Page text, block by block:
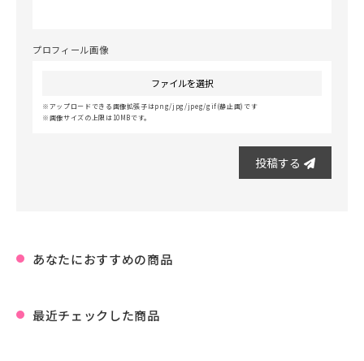
プロフィール画像
ファイルを選択
アップロードできる画像拡張子はpng/jpg/jpeg/gif(静止画)です
画像サイズの上限は10MBです。
投稿する
あなたにおすすめの商品
最近チェックした商品